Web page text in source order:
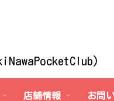
店舗情報 お問